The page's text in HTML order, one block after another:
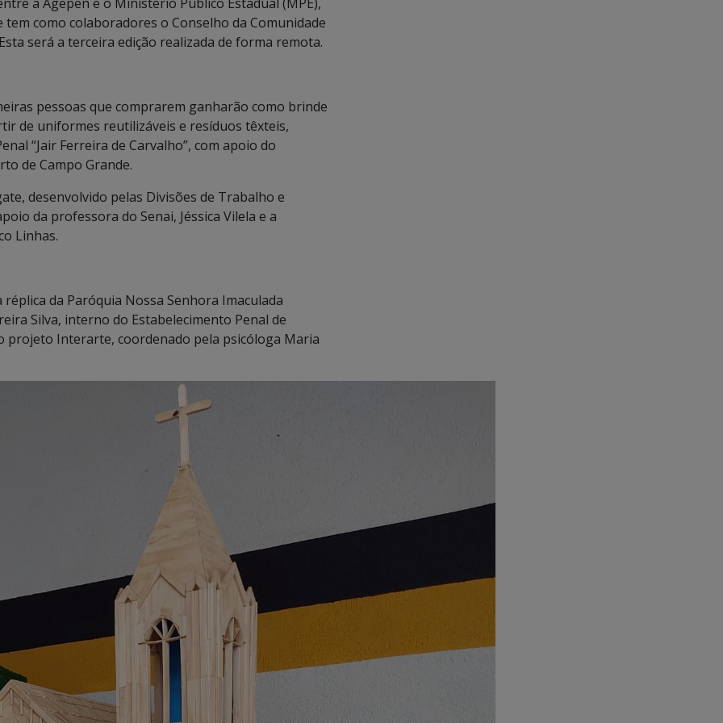
como colaboradores o Conselho da Comunidade
será a terceira edição realizada de forma remota.
pessoas que comprarem ganharão como brinde
de uniformes reutilizáveis e resíduos têxteis,
“Jair Ferreira de Carvalho”, com apoio do
de Campo Grande.
desenvolvido pelas Divisões de Trabalho e
da professora do Senai, Jéssica Vilela e a
Linhas.
da Paróquia Nossa Senhora Imaculada
Silva, interno do Estabelecimento Penal de
projeto Interarte, coordenado pela psicóloga Maria